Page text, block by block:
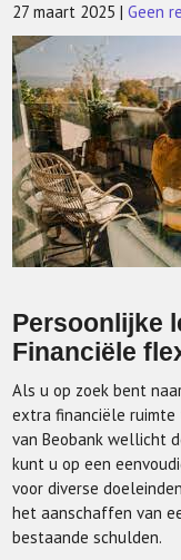
27 maart 2025 |Geen
Persoonlijke
Financiële
Als u op zoek bent
extra financiële ruimte
van Beobank wellicht
kunt u op een
voor diverse
het aanschaffen van
bestaande schulden.